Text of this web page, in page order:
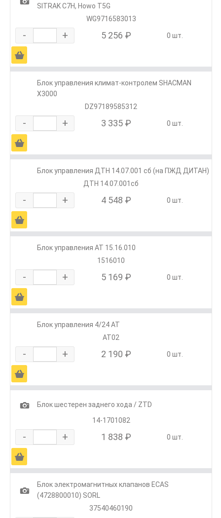
SITRAK C7H, Howo T5G
WG9716583013
- + 5 256 ₽ 0 шт.
Ä
Блок управления климат-контролем SHACMAN
X3000
DZ97189585312
- + 3 335 ₽ 0 шт.
Ä
Блок управления ДТН 14.07.001 сб (на ПЖД ДИТАН)
ДТН 14.07.001сб
- + 4 548 ₽ 0 шт.
Ä
Блок управления АТ 15.16.010
1516010
- + 5 169 ₽ 0 шт.
Ä
Блок управления 4/24 АТ
АТ02
- + 2 190 ₽ 0 шт.
Ä
1
Блок шестерен заднего хода / ZTD
14-1701082
- + 1 838 ₽ 0 шт.
Ä
1
Блок электромагнитных клапанов ECAS
(4728800010) SORL
37540460190